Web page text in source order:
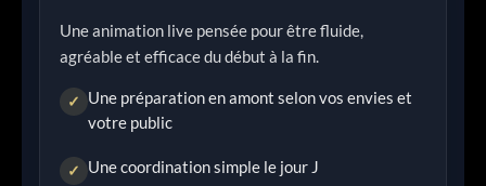
Une animation live pensée pour être fluide,
agréable et efficace du début à la fin.
✓ Une préparation en amont selon vos envies et
votre public
✓ Une coordination simple le jour J